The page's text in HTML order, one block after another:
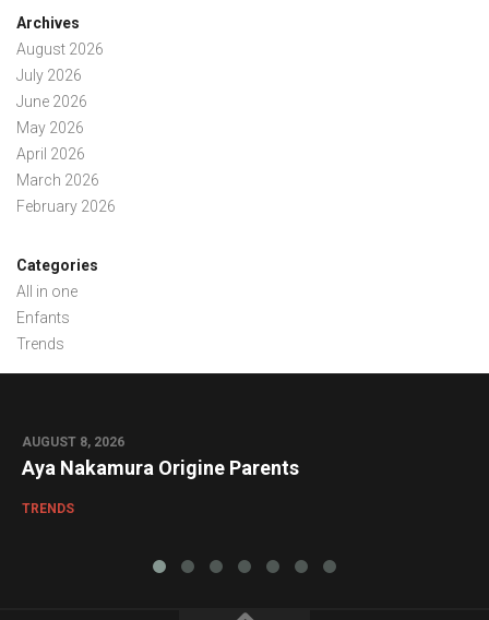
Archives
August 2026
July 2026
June 2026
May 2026
April 2026
March 2026
February 2026
Categories
All in one
Enfants
Trends
AUGUST 8, 2026
Aya Nakamura Origine Parents
TRENDS